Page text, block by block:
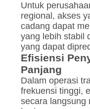
Untuk
regional, akses
cadang dapat
yang lebih stabil
yang dapat
Efisiensi
Panjang
Dalam operasi
frekuensi tinggi,
secara langsung